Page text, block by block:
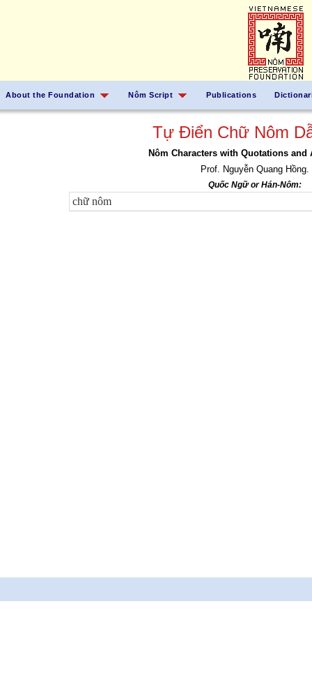
About the Foundation Nôm Script Publications
Tự Điển Chữ Nôm
Nôm Characters with Quotations and
Prof. Nguyễn Quang Hồng.
Quốc Ngữ or Hán-Nôm: